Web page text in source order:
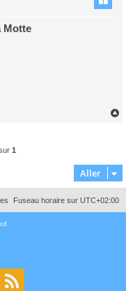
Motte
1
Aller
Fuseau horaire sur UTC+02:00